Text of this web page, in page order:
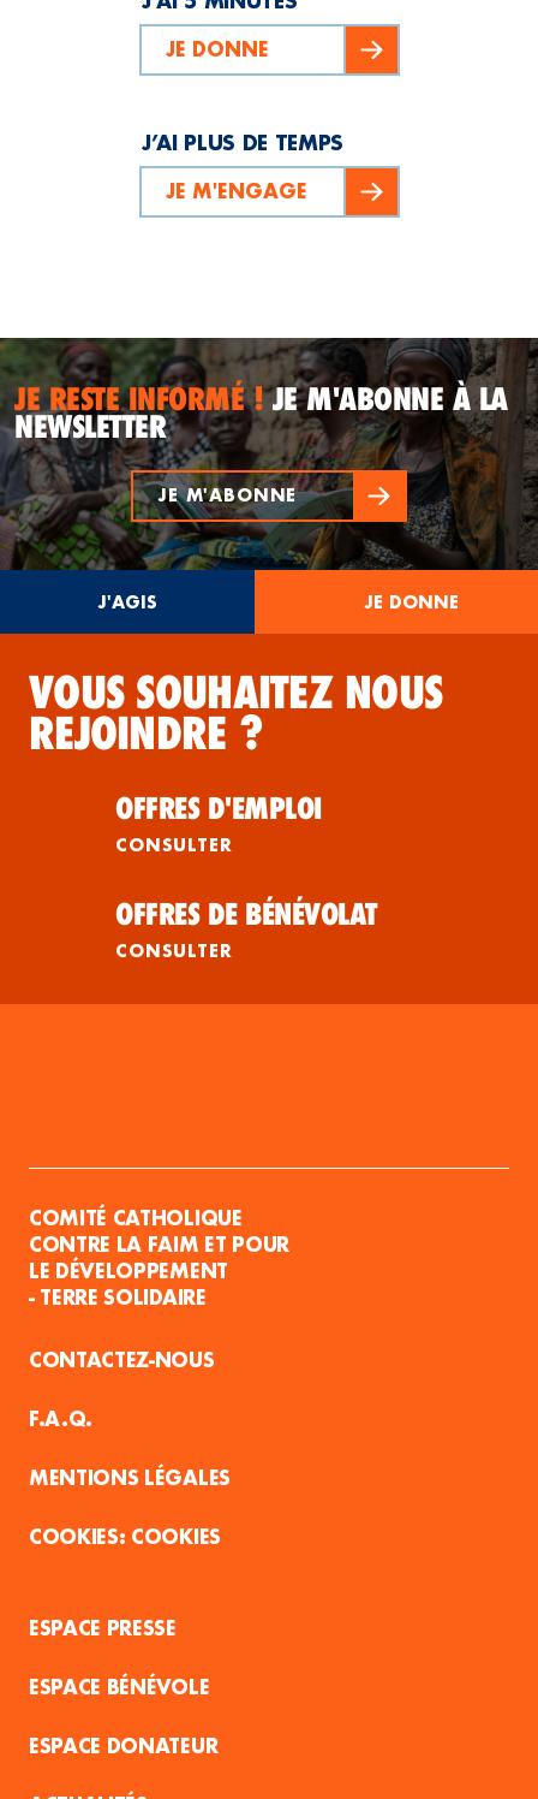
JE DONNE
J’AI PLUS DE TEMPS
JE M'ENGAGE
JE RESTE INFORMÉ !JE M'ABONNE À LA
NEWSLETTER
JE M'ABONNE
J'AGIS JE DONNE
VOUS SOUHAITEZ NOUS
REJOINDRE ?
OFFRES D'EMPLOI
CONSULTER
OFFRES DE BÉNÉVOLAT
CONSULTER
COMITÉ CATHOLIQUE
CONTRE LA FAIM ET POUR
LE DÉVELOPPEMENT
- TERRE SOLIDAIRE
CONTACTEZ-NOUS
F.A.Q.
MENTIONS LÉGALES
COOKIES
ESPACE PRESSE
ESPACE BÉNÉVOLE
ESPACE DONATEUR